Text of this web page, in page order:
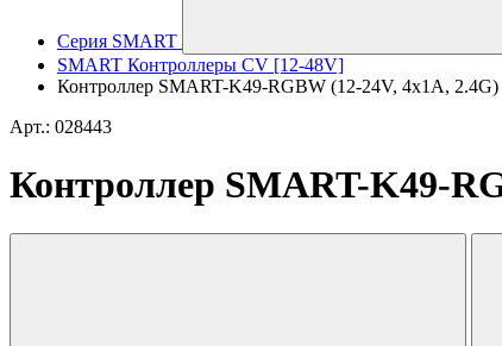
Серия SMART
SMART Контроллеры CV [12-48V]
Контроллер SMART-K49-RGBW (12-24V, 4x1A,
Арт.: 028443
Контроллер SMART-K49-